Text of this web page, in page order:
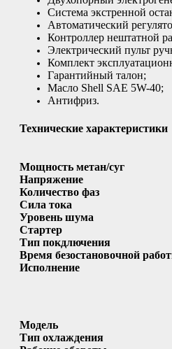
Система экстренной
Автоматический
Контроллер нештатной
Электрический пульт
Комплект
Гарантийный талон;
Масло Shell SAE 5W-40;
Антифриз.
Технические характеристики
Мощность метан/суг
Напряжение
Количество фаз
Сила тока
Уровень шума
Стартер
Тип покдлючения
Время безостановочной
Исполнение
Модель
Тип охлаждения